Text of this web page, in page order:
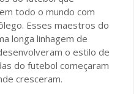
todo o mundo com
Esses maestros do
longa linhagem de
o estilo de
do futebol começaram
cresceram.